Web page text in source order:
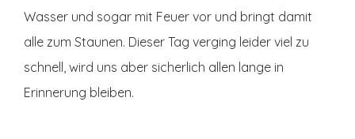
Wasser und sogar mit Feuer vor und bringt damit
alle zum Staunen. Dieser Tag verging leider viel zu
schnell, wird uns aber sicherlich allen lange in
Erinnerung bleiben.